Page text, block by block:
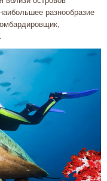
разнообразие